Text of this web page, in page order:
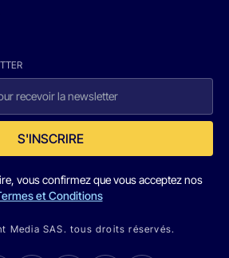
S'INSCRIRE
vous confirmez que vous acceptez nos
et Conditions
Media SAS. tous droits réservés.